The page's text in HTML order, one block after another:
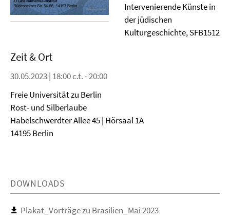
Intervenierende Künste in
der jüdischen
Kulturgeschichte, SFB1512
Zeit & Ort
30.05.2023 | 18:00 c.t. - 20:00
Freie Universität zu Berlin
Rost- und Silberlaube
Habelschwerdter Allee 45 | Hörsaal 1A
14195 Berlin
DOWNLOADS
Plakat_Vorträge zu Brasilien_Mai 2023